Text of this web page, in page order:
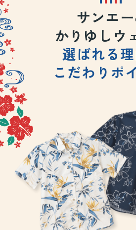
サンエー
かりゆしウ
選ばれる
こだわりポ